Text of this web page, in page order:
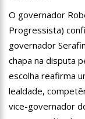
O governador
Progressista)
governador
chapa na disputa
escolha reafirma
lealdade,
vice-governador